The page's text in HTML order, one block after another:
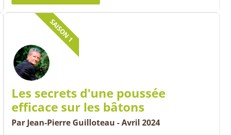
Les secrets d'une poussée
efficace sur les bâtons
Par Jean-Pierre Guilloteau - Avril 2024
SAISON 1